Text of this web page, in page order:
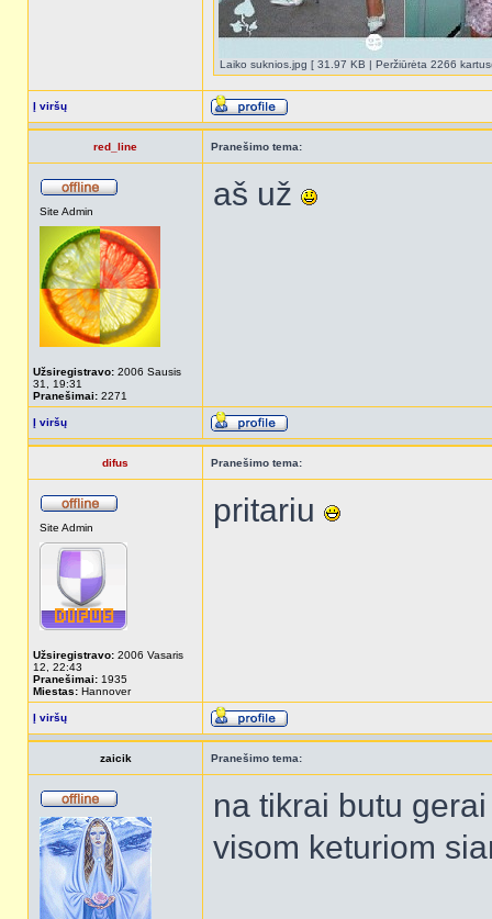
Laiko suknios.jpg [ 31.97 KB | Peržiūrėta 2266
Į viršų
red_line Pranešimo tema:
Site Admin
Užsiregistravo: 2006 Sausis
31, 19:31
Pranešimai: 2271
aš už
Į viršų
difus Pranešimo tema:
Site Admin
Užsiregistravo: 2006 Vasaris
12, 22:43
Pranešimai: 1935
Miestas: Hannover
pritariu
Į viršų
zaicik Pranešimo tema:
na tikrai butu
visom keturiom